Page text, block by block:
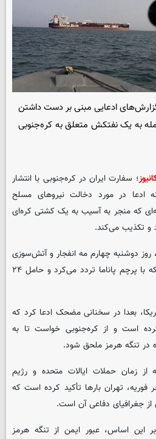
ادعایی مبنی بر دست داشتن
به یک نفتکش متعلق به کره‌جنوبی
؛ سفارت ایران در کره‌جنوبی با انتشار
ادعا در مورد دخالت نیروهای مسلح
که منجر به آسیب به یک کشتی کره‌ای
و تکذیب می‌کند.
روز دوشنبه چهارم مه انفجار و آتش‌سوزی
در کشتی باری HMM Namu که با پرچم پاناما تردد می‌کرد و حامل ۲۴
بعدا در سخنانی مضحک ادعا کرد که
است و از کره‌جنوبی خواست تا به
در تنگه هرمز ملحق شود.
از زمان حملات ایالات متحده و رژیم
فوریه، تهران بارها تأکید کرده است که
جغرافیای دفاعی آن است.
این اساس، عبور ایمن از تنگه هرمز